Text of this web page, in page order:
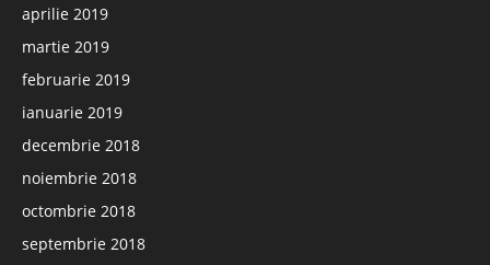
aprilie 2019
martie 2019
februarie 2019
ianuarie 2019
decembrie 2018
noiembrie 2018
octombrie 2018
septembrie 2018